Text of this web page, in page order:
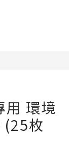
用 環境
(25枚